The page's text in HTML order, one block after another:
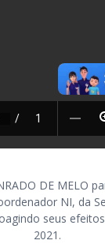
DE MELO
NI, da
seus
2021.